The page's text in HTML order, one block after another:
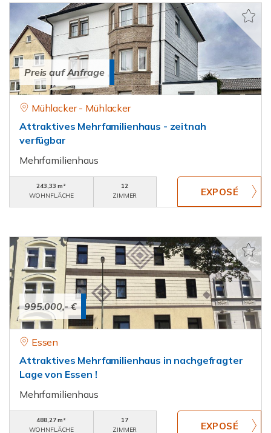
Preis auf Anfrage
Mühlacker - Mühlacker
Attraktives Mehrfamilienhaus - zeitnah
verfügbar
Mehrfamilienhaus
243,33 m²
WOHNFLÄCHE
12
ZIMMER
995.000,- €
Essen
Attraktives Mehrfamilienhaus in nachgefragter
Lage von Essen !
Mehrfamilienhaus
488,27 m²
WOHNFLÄCHE
17
ZIMMER